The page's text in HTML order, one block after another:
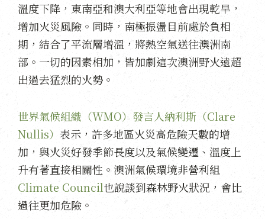
溫度下降，東南亞和澳大利亞等地會出現乾旱，
增加火災風險。同時，南極振盪目前處於負相
期，結合了平流層增溫，將熱空氣送往澳洲南
部。一切的因素相加，皆加劇這次澳洲野火遠超
出過去猛烈的火勢。
世界氣候組織（WMO）發言人納利斯（Clare
Nullis） 表示，許多地區火災高危險天數的增
加，與火災好發季節長度以及氣候變遷、溫度上
升有著直接相關性。澳洲氣候環境非營利組
Climate Council也說談到森林野火狀況，會比
過往更加危險。